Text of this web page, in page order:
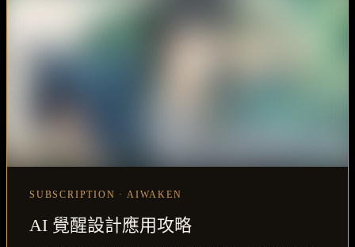
SUBSCRIPTION · AIWAKEN
AI 覺醒設計應用攻略